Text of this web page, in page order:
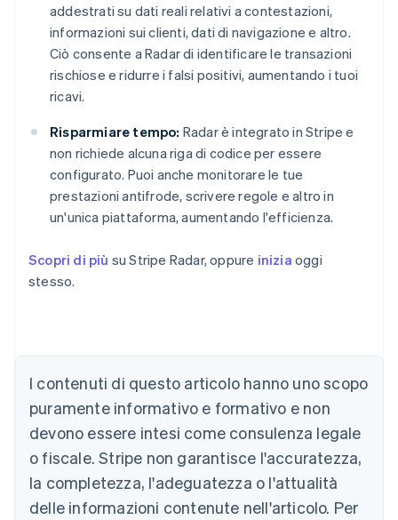
addestrati su dati reali relativi a contestazioni,
informazioni sui clienti, dati di navigazione e altro.
Ciò consente a Radar di identificare le transazioni
rischiose e ridurre i falsi positivi, aumentando i tuoi
ricavi.
Risparmiare tempo: Radar è integrato in Stripe e
non richiede alcuna riga di codice per essere
configurato. Puoi anche monitorare le tue
prestazioni antifrode, scrivere regole e altro in
un'unica piattaforma, aumentando l'efficienza.
Scopri di più su Stripe Radar, oppure inizia oggi
stesso.
I contenuti di questo articolo hanno uno scopo
puramente informativo e formativo e non
devono essere intesi come consulenza legale
o fiscale. Stripe non garantisce l'accuratezza,
la completezza, l'adeguatezza o l'attualità
delle informazioni contenute nell'articolo. Per
English
Austria
Deutsch English
Belgio
NederlandsFrançaisDeutschEnglish
PortuguêsEnglish
Bulgaria
English